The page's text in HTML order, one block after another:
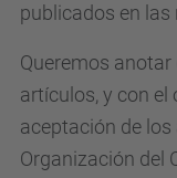
publicados en las
Queremos
artículos, y con
aceptación de
Organización del